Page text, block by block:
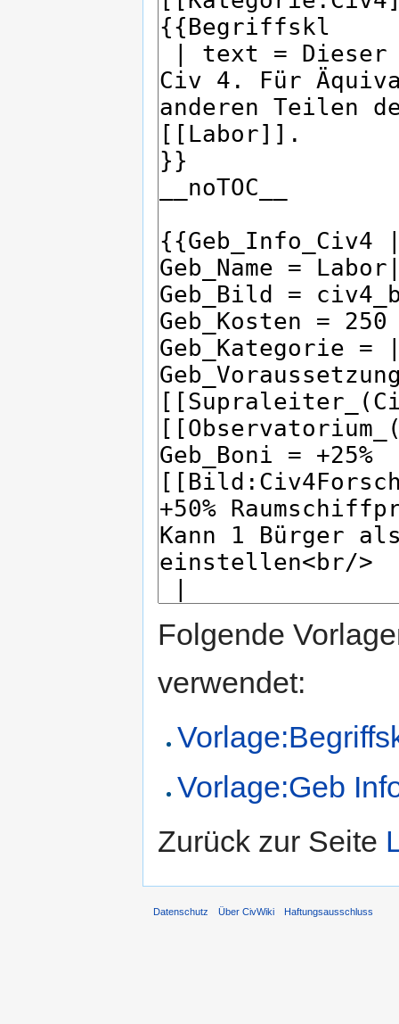
Folgende
verwendet:
Vorlage:Geb
Zurück zur Seite
Datenschutz Über CivWiki Haftungsausschluss